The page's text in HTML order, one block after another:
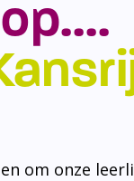
om onze